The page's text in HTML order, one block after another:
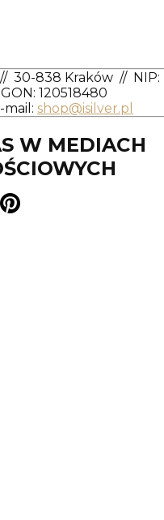
// 30-838 Kraków // NIP:
120518480
mail: shop@isilver.pl
W MEDIACH